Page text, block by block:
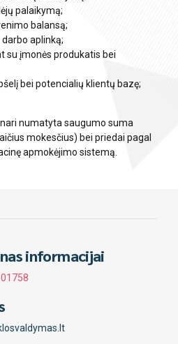
palaikymą;
balansą;
aplinką;
su įmonės produkatis bei
bei potencialių klientų bazę;
numatyta saugumo suma
mokesčius) bei priedai pagal
apmokėjimo sistemą.
informacijai